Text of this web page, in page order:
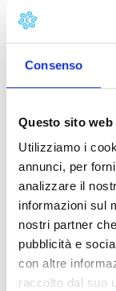
Consenso
Questo sito
Utilizziamo i
annunci, per
analizzare il
informazioni sul
nostri partner
pubblicità e
con altre
raccolto dal suo
Dettagli: